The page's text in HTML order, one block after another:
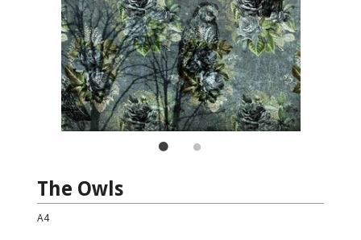
The Owls
A4